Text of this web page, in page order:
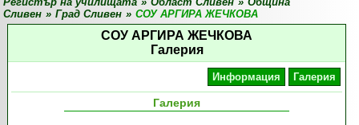
Сливен » Град Сливен » СОУ АРГИРА ЖЕЧКОВА
СОУ АРГИРА ЖЕЧКОВА
Галерия
Информация Галерия
Галерия